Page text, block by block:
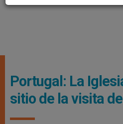
Portugal: La
sitio de la visita